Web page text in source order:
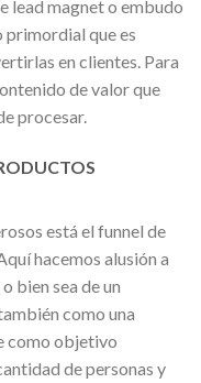
lead magnet o embudo
que es
en clientes. Para
de valor que
procesar.
está el funnel de
hacemos alusión a
bien sea de un
como una
como objetivo
de personas y